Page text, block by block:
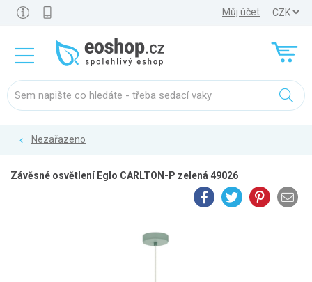
Můj účet
Nezařazeno
Závěsné osvětlení Eglo CARLTON-P zelená 49026